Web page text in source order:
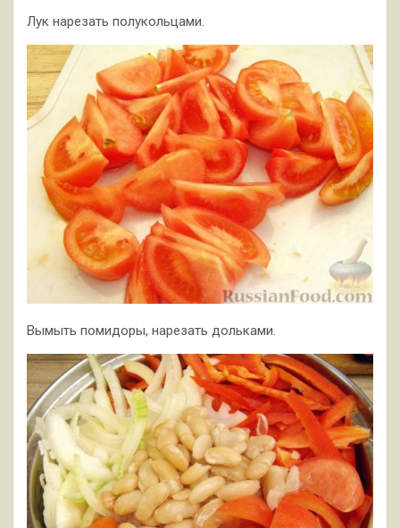
Лук нарезать полукольцами.
Вымыть помидоры, нарезать дольками.